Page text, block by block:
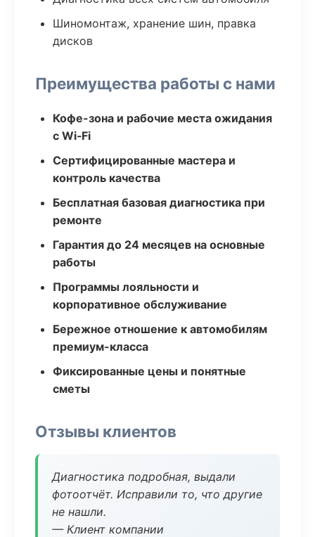
Шиномонтаж, хранение шин, правка
дисков
Преимущества работы с нами
Кофе-зона и рабочие места ожидания
с Wi‑Fi
Сертифицированные мастера и
контроль качества
Бесплатная базовая диагностика при
ремонте
Гарантия до 24 месяцев на основные
работы
Программы лояльности и
корпоративное обслуживание
Бережное отношение к автомобилям
премиум-класса
Фиксированные цены и понятные
сметы
Отзывы клиентов
Диагностика подробная, выдали
фотоотчёт. Исправили то, что другие
не нашли.
— Клиент компании